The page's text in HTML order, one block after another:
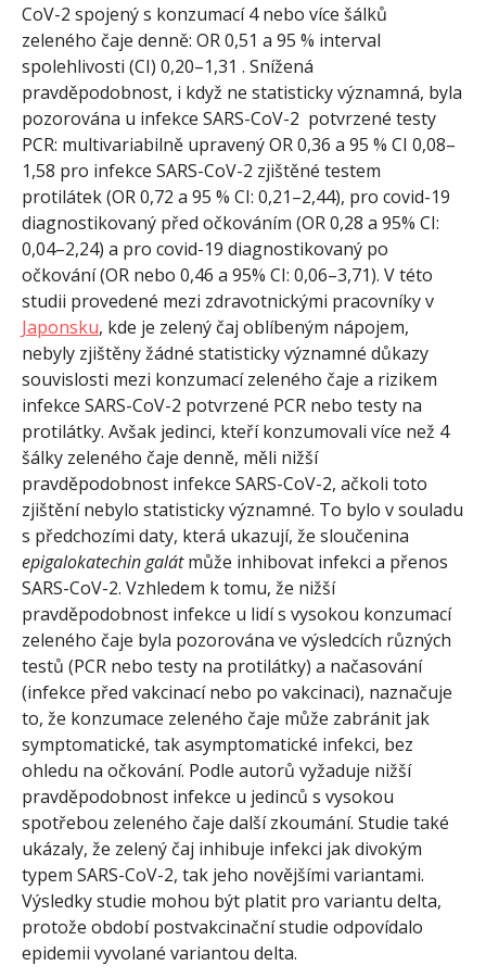
CoV-2 spojený s konzumací 4 nebo více šálků
zeleného čaje denně: OR 0,51 a 95 % interval
spolehlivosti (CI) 0,20–1,31 . Snížená
pravděpodobnost, i když ne statisticky významná, byla
pozorována u infekce SARS-CoV-2 potvrzené testy
PCR: multivariabilně upravený OR 0,36 a 95 % CI 0,08–
1,58 pro infekce SARS-CoV-2 zjištěné testem
protilátek (OR 0,72 a 95 % CI: 0,21–2,44), pro covid-19
diagnostikovaný před očkováním (OR 0,28 a 95% CI:
0,04–2,24) a pro covid-19 diagnostikovaný po
očkování (OR nebo 0,46 a 95% CI: 0,06–3,71). V této
studii provedené mezi zdravotnickými pracovníky v
Japonsku, kde je zelený čaj oblíbeným nápojem,
nebyly zjištěny žádné statisticky významné důkazy
souvislosti mezi konzumací zeleného čaje a rizikem
infekce SARS-CoV-2 potvrzené PCR nebo testy na
protilátky. Avšak jedinci, kteří konzumovali více než 4
šálky zeleného čaje denně, měli nižší
pravděpodobnost infekce SARS-CoV-2, ačkoli toto
zjištění nebylo statisticky významné. To bylo v souladu
s předchozími daty, která ukazují, že sloučenina
epigalokatechin galátmůže inhibovat infekci a přenos
SARS-CoV-2. Vzhledem k tomu, že nižší
pravděpodobnost infekce u lidí s vysokou konzumací
zeleného čaje byla pozorována ve výsledcích různých
testů (PCR nebo testy na protilátky) a načasování
(infekce před vakcinací nebo po vakcinaci), naznačuje
to, že konzumace zeleného čaje může zabránit jak
symptomatické, tak asymptomatické infekci, bez
ohledu na očkování. Podle autorů vyžaduje nižší
pravděpodobnost infekce u jedinců s vysokou
spotřebou zeleného čaje další zkoumání. Studie také
ukázaly, že zelený čaj inhibuje infekci jak divokým
typem SARS-CoV-2, tak jeho novějšími variantami.
Výsledky studie mohou být platit pro variantu delta,
protože období postvakcinační studie odpovídalo
epidemii vyvolané variantou delta.